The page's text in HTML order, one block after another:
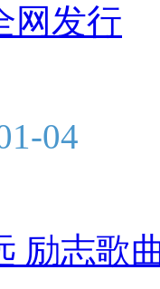
网发行
04
励志歌